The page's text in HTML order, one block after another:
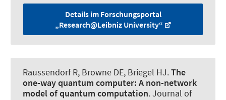
Details im Forschungsportal
„Research@Leibniz University“
Raussendorf R, Browne DE, Briegel HJ.The
one-way quantum computer: A non-network
model of quantum computation.Journal of